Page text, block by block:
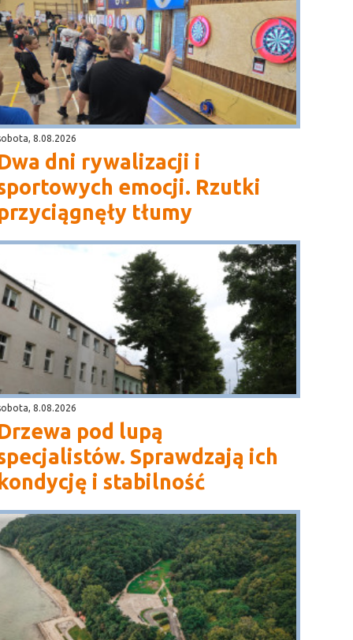
8.08.2026
dni rywalizacji i
emocji. Rzutki
tłumy
8.08.2026
pod lupą
Sprawdzają ich
kondycję i stabilność